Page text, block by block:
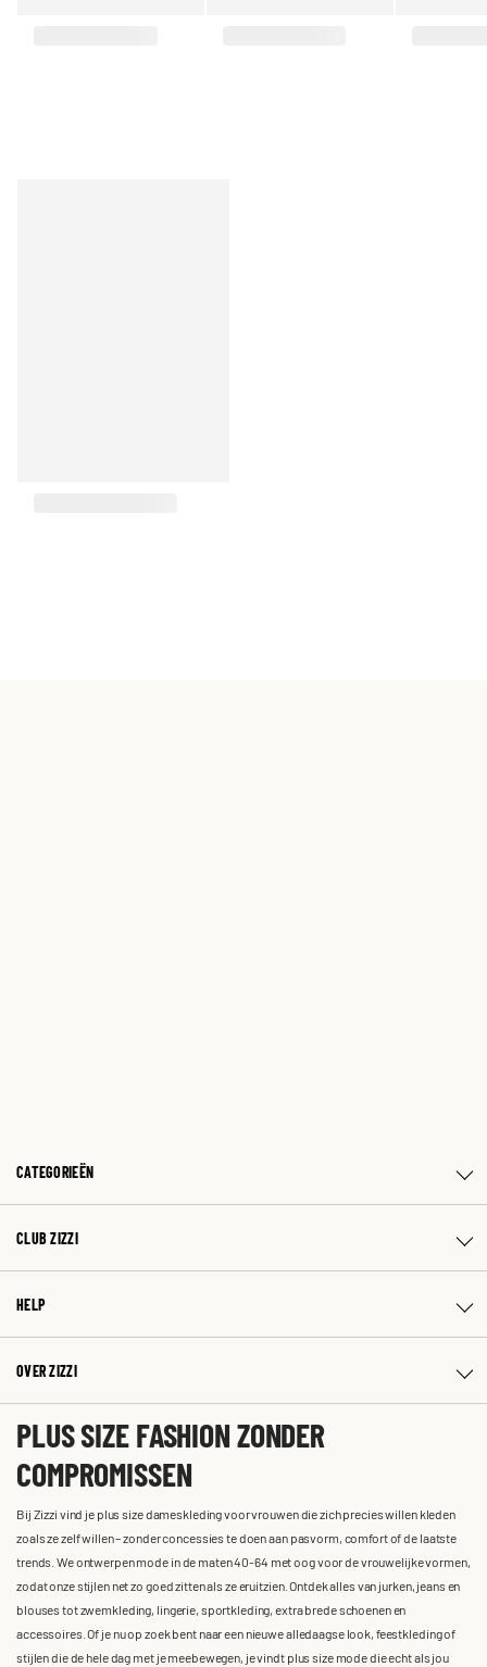
CATEGORIEËN
CLUB ZIZZI
HELP
OVER ZIZZI
PLUS SIZE FASHION ZONDER
COMPROMISSEN
Bij Zizzi vind je plus size dameskleding voor vrouwen die zich precies willen kleden
zoals ze zelf willen – zonder concessies te doen aan pasvorm, comfort of de laatste
trends. We ontwerpen mode in de maten 40-64 met oog voor de vrouwelijke vormen,
zodat onze stijlen net zo goed zitten als ze eruitzien. Ontdek alles van jurken, jeans en
blouses tot zwemkleding, lingerie, sportkleding, extra brede schoenen en
accessoires. Of je nu op zoek bent naar een nieuwe alledaagse look, feestkleding of
stijlen die de hele dag met je meebewegen, je vindt plus size mode die echt als jou